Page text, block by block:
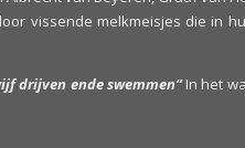
vissende melkmeisjes die in
drijven ende swemmen”In het